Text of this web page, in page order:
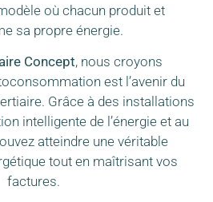
où chacun produit et
sa propre énergie.
Concept, nous croyons
est l’avenir du
Grâce à des installations
intelligente de l’énergie et au
atteindre une véritable
tout en maîtrisant vos
factures.